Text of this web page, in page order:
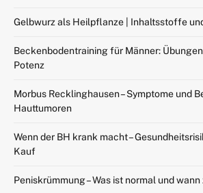
Gelbwurz als Heilpflanze | Inhaltsstoffe
Beckenbodentraining für Männer:
Potenz
Morbus Recklinghausen – Symptome und
Hauttumoren
Wenn der BH krank macht –
Kauf
Peniskrümmung – Was ist normal und